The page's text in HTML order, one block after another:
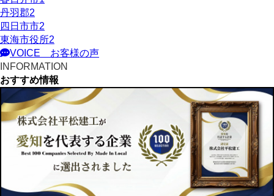
丹羽郡2
四日市市2
東海市役所2
VOICE
お客様の声
INFORMATION
おすすめ情報